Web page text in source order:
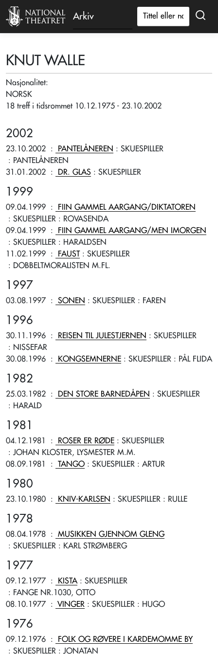
Arkiv
KNUT WALLE
Nasjonalitet:
NORSK
18 treff i tidsrommet 10.12.1975 - 23.10.2002
2002
23.10.2002 : PANTELÅNEREN : SKUESPILLER
: PANTELÅNEREN
31.01.2002 : DR. GLAS : SKUESPILLER
1999
09.04.1999 :
FIIN GAMMEL AARGANG/DIKTATOREN
: SKUESPILLER : ROVASENDA
09.04.1999 :
FIIN GAMMEL AARGANG/MEN IMORGEN
: SKUESPILLER : HARALDSEN
11.02.1999 : FAUST: SKUESPILLER
: DOBBELTMORALISTEN M.FL.
1997
03.08.1997 : SONEN : SKUESPILLER : FAREN
1996
30.11.1996 : REISEN TIL JULESTJERNEN : SKUESPILLER
: NISSEFAR
30.08.1996 : KONGSEMNERNE : SKUESPILLER : PÅL FLIDA
1982
25.03.1982 : DEN STORE BARNEDÅPEN : SKUESPILLER
: HARALD
1981
04.12.1981 : ROSER ER RØDE : SKUESPILLER
: JOHAN KLOSTER, LYSMESTER M.M.
08.09.1981
: TANGO : SKUESPILLER : ARTUR
1980
23.10.1980 : KNIV-KARLSEN : SKUESPILLER : RULLE
1978
08.04.1978 :
MUSIKKEN GJENNOM GLENG
: SKUESPILLER : KARL STRØMBERG
1977
09.12.1977 : KISTA : SKUESPILLER
: FANGE NR.1030, OTTO
08.10.1977 : VINGER : SKUESPILLER : HUGO
1976
09.12.1976 :
FOLK OG RØVERE I KARDEMOMME BY
: SKUESPILLER : JONATAN